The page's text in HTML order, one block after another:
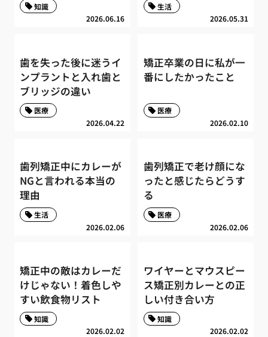
2026.06.16
知識
2026.05.31
生活
歯を失った後に迷うイ
ンプラントと入れ歯と
ブリッジの違い
2026.04.22
医療
矯正卒業の日に私が一
番にしたかったこと
2026.02.10
医療
歯列矯正中にカレーが
NGと言われる本当の
理由
2026.02.06
生活
歯列矯正で老け顔にな
ったと感じたらどうす
る
2026.02.06
医療
矯正中の敵はカレーだ
けじゃない！着色しや
すい飲食物リスト
2026.02.02
知識
ワイヤーとマウスピー
ス矯正別カレーとの正
しい付き合い方
2026.02.02
知識